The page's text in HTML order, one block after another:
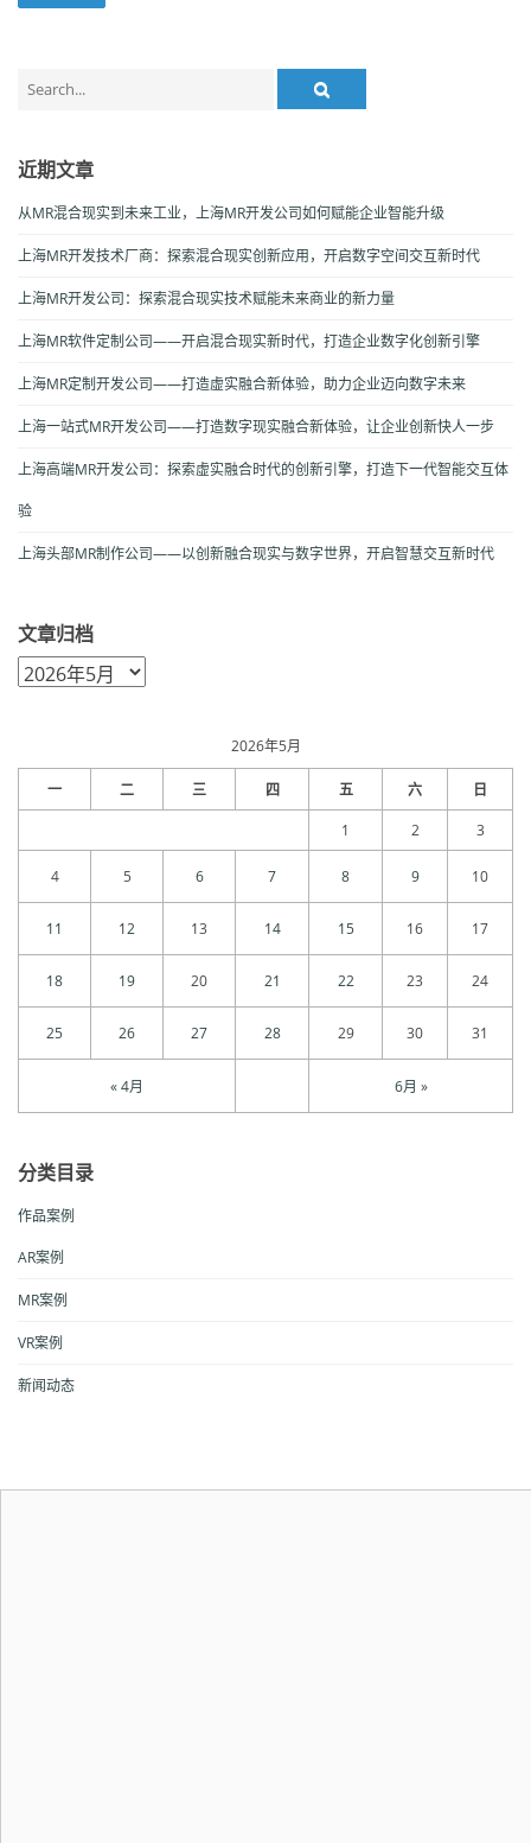
for:
近期文章
从MR混合现实到未来工业，上海MR开发公司如何赋能企业智能升级
上海MR开发技术厂商：探索混合现实创新应用，开启数字空间交互新时代
上海MR开发公司：探索混合现实技术赋能未来商业的新力量
上海MR软件定制公司——开启混合现实新时代，打造企业数字化创新引擎
上海MR定制开发公司——打造虚实融合新体验，助力企业迈向数字未来
上海一站式MR开发公司——打造数字现实融合新体验，让企业创新快人一步
上海高端MR开发公司：探索虚实融合时代的创新引擎，打造下一代智能交互体
验
上海头部MR制作公司——以创新融合现实与数字世界，开启智慧交互新时代
文章归档
文
章
2026年5月
一 二 三 四 五 六 日
« 4月 6月 »
1 2 3
4 5 6 7 8 9 10
11 12 13 14 15 16 17
18 19 20 21 22 23 24
25 26 27 28 29 30 31
分类目录
作品案例
AR案例
MR案例
VR案例
新闻动态